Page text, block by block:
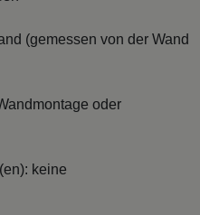
(gemessen von der Wand
oder
keine